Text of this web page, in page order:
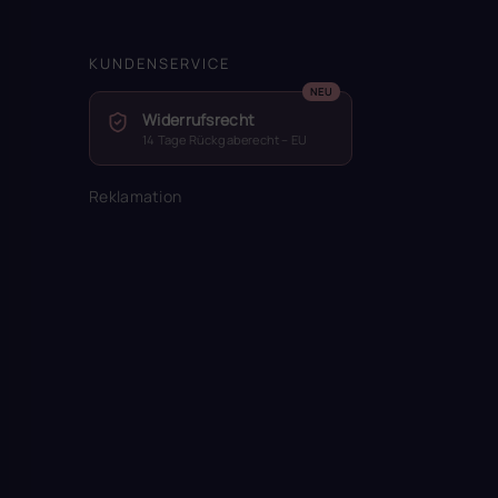
KUNDENSERVICE
Widerrufsrecht
14 Tage Rückgaberecht – EU
Reklamation